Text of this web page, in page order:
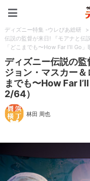
ディズニー特集 -ウレぴあ総研 >
伝説の監督が来日! 『モアナと伝
「どこまでも〜How Far I’ll Go」
ディズニー伝説の監
ジョン・マスカー
までも〜How Far
2/64）
林田 周也